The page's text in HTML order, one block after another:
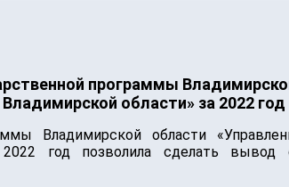
программы
области» за 2022 год
Владимирской области
год позволила сделать вывод